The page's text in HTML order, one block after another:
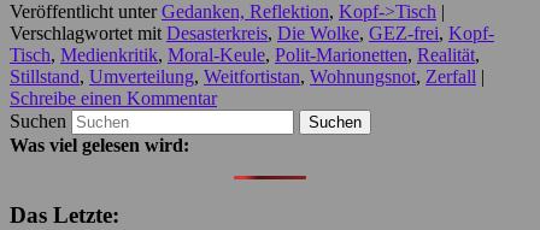
Veröffentlicht unter Gedanken, Reflektion, Kopf->Tisch
Verschlagwortet mit Desasterkreis, Die Wolke, GEZ-frei, Kopf-
Tisch, Medienkritik, Moral-Keule, Polit-Marionetten, Realität,
Stillstand, Umverteilung, Weitfortistan, Wohnungsnot, Zerfall
Schreibe einen Kommentar
Suchen
Was viel gelesen wird:
Das Letzte: